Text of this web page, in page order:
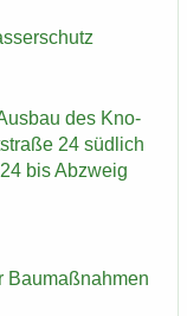
des Kno­
24 süd­lich
bis Ab­zweig
Bau­maß­nah­men